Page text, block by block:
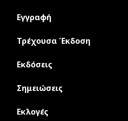
Εγγραφή
Τρέχουσα Έκδοση
Εκδόσεις
Σημειώσεις
Εκλογές